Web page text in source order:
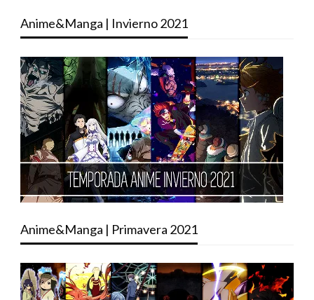
Anime&Manga | Invierno 2021
Anime&Manga | Primavera 2021